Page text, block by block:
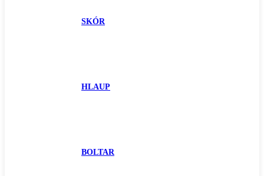
SKÓR
HLAUP
BOLTAR